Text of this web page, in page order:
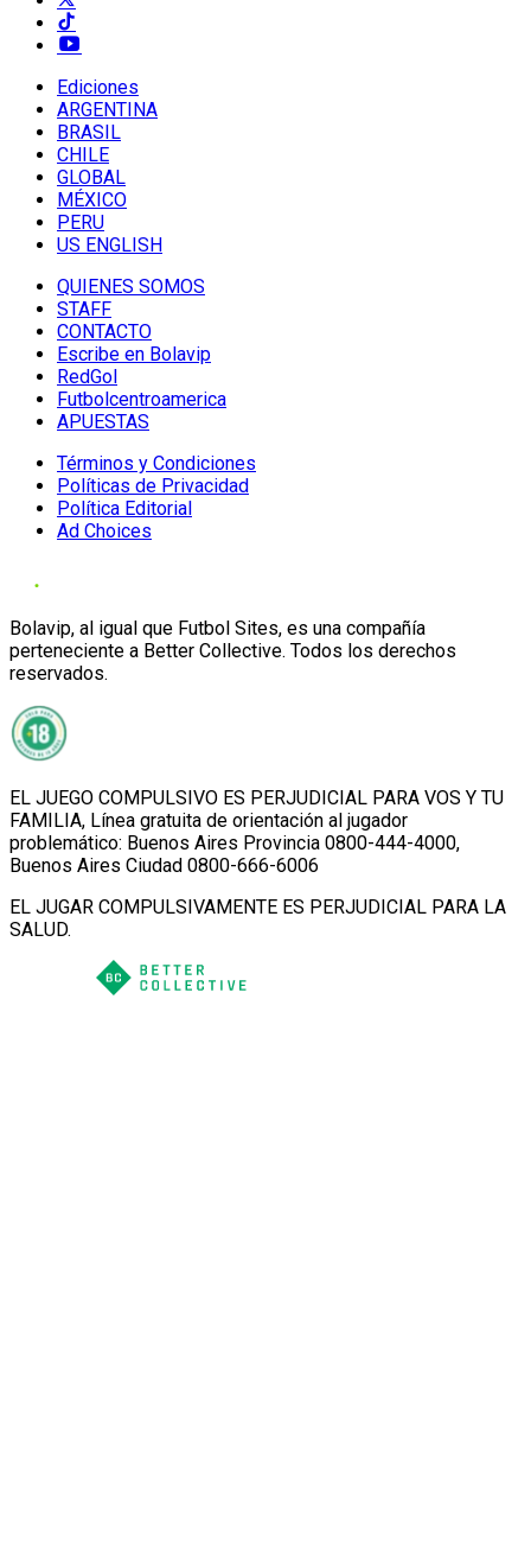
Ediciones
ARGENTINA
BRASIL
CHILE
GLOBAL
MÉXICO
PERU
US ENGLISH
QUIENES SOMOS
STAFF
CONTACTO
Escribe en Bolavip
RedGol
Futbolcentroamerica
APUESTAS
Términos y Condiciones
Políticas de Privacidad
Política Editorial
Ad Choices
Bolavip, al igual que Futbol Sites, es una compañía
perteneciente a Better Collective. Todos los derechos
reservados.
EL JUEGO COMPULSIVO ES PERJUDICIAL PARA VOS Y TU
FAMILIA, Línea gratuita de orientación al jugador
problemático: Buenos Aires Provincia 0800-444-4000,
Buenos Aires Ciudad 0800-666-6006
EL JUGAR COMPULSIVAMENTE ES PERJUDICIAL PARA LA
SALUD.